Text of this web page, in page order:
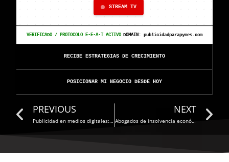
STREAM TV
VERIFICADO / PROTOCOLO E-E-A-T ACTIVO DOMAIN: publicidadparapymes.com
RECIBE ESTRATEGIAS DE CRECIMIENTO
POSICIONAR MI NEGOCIO DESDE HOY
Prev
PREVIOUS
Publicidad en medios digitales: Por qué el modelo tradicional está haciendo perder dinero a las Pymes
NEXT
Abogados de insolvencia económica en Cali: guía para proteger su patrimonio (2026)